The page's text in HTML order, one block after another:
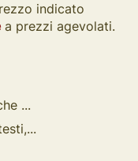
indicato
a prezzi agevolati.
...